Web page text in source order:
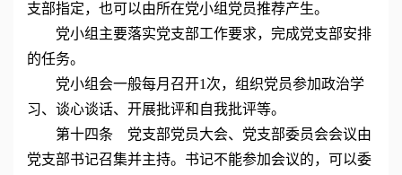
支部指定，也可以由所在党小组党员推荐产生。
党小组主要落实党支部工作要求，完成党支部安排
的任务。
党小组会一般每月召开1次，组织党员参加政治学
习、谈心谈话、开展批评和自我批评等。
第十四条 党支部党员大会、党支部委员会会议由
党支部书记召集并主持。书记不能参加会议的，可以委